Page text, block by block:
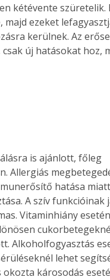
kétévente szüretelik.
ezeket
kerülnek. Az
új hatásokat hoz,
is ajánlott, főleg
Allergiás
hatása
A szív funkcióinak
Vitaminhiány
Alkoholfogyasztás
lehet
károsodás